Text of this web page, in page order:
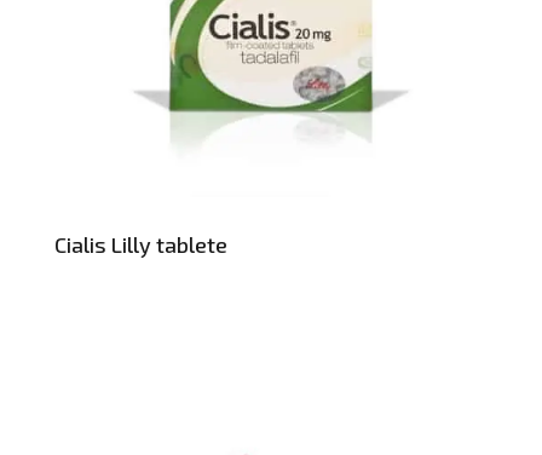
Cialis Lilly tablete